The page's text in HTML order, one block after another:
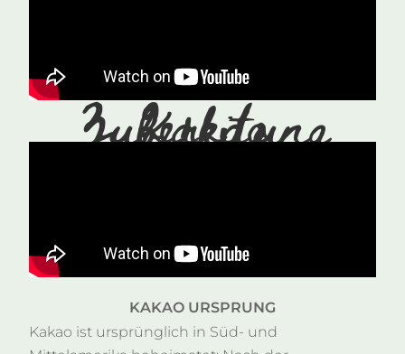
Kakao Zubereitung
KAKAO URSPRUNG
Kakao ist ursprünglich in Süd- und